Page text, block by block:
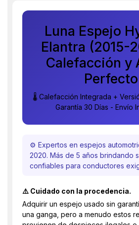
Luna Espejo
Elantra (2015-
Calefacción y
Perfecto
🌡️ Calefacción Integrada +
Garantía 30 Días - Envío
⚙️ Expertos en espejos
2020. Más de 5 años brindando
confiables para conductores
⚠️ Cuidado con la procedencia.
Adquirir un espejo usado sin
una ganga, pero a menudo estos